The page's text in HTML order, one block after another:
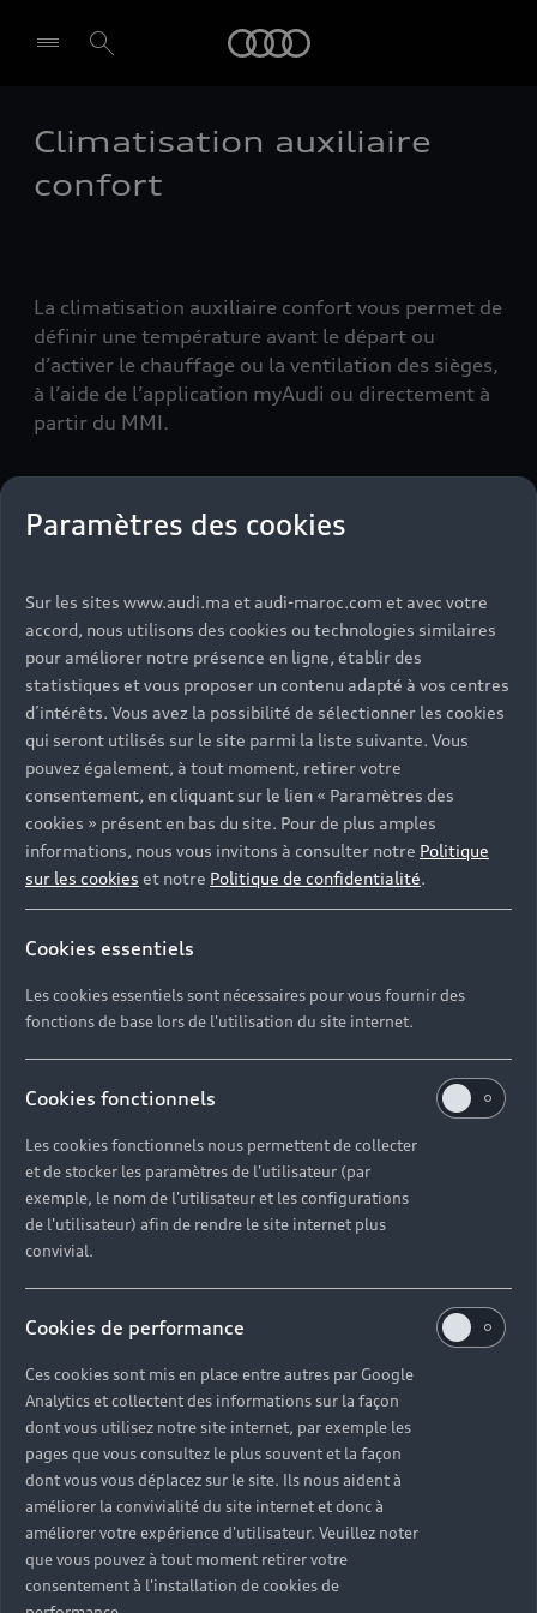
Climatisation auxiliaire
confort
La climatisation auxiliaire confort vous permet de
définir une température avant le départ ou
d’activer le chauffage ou la ventilation des sièges,
à l’aide de l’application myAudi ou directement à
partir du MMI.
Modèles
Tous les modèles
Services
Service après-vente
Garantie
Campagne de rappel Airbag Takata
TCO : La valeur d'une voiture ne se résume pas à son
Audi Expérience
Driven by Technology
Driven by Golf
Driven by Art
Audi Sport
Contact
Nous Contacter
Réseau Audi
E-mail : relationclient@audi.ma
© 2023 AUDI AG. All Rights Reserved.
Label pneumatique UE
La consommation de carburant et les données
d'émission spécifiées ont été déterminées
conformément aux procédures de mesure prescrites par
procédure d'essai mondiale harmonisée pour les
véhicules légers (WLTP), une procédure d'essai plus
réaliste pour mesurer la consommation de carburant et
les émissions de CO2. À partir du 1er septembre 2018,
le nouveau cycle de conduite européen (NEDC) sera
remplacé par le WLTP par étapes. En raison des
conditions d'essai plus réalistes, la consommation de
carburant et les émissions de CO2 mesurées selon le
WLTP seront, dans de nombreux cas, supérieures à
celles mesurées selon le NEDC. Par conséquent,
Paramètres des cookies
Sur les sites www.audi.ma et audi-maroc.com et avec votre
accord, nous utilisons des cookies ou technologies similaires
pour améliorer notre présence en ligne, établir des
statistiques et vous proposer un contenu adapté à vos centres
d’intérêts. Vous avez la possibilité de sélectionner les cookies
qui seront utilisés sur le site parmi la liste suivante. Vous
pouvez également, à tout moment, retirer votre
consentement, en cliquant sur le lien « Paramètres des
cookies » présent en bas du site. Pour de plus amples
informations, nous vous invitons à consulter notre Politique
sur les cookies et notre Politique de confidentialité.
Cookies essentiels
Les cookies essentiels sont nécessaires pour vous fournir des
fonctions de base lors de l'utilisation du site internet.
Cookies fonctionnels
Les cookies fonctionnels nous permettent de collecter
et de stocker les paramètres de l'utilisateur (par
exemple, le nom de l'utilisateur et les configurations
de l'utilisateur) afin de rendre le site internet plus
convivial.
Cookies de performance
Ces cookies sont mis en place entre autres par Google
Analytics et collectent des informations sur la façon
dont vous utilisez notre site internet, par exemple les
pages que vous consultez le plus souvent et la façon
dont vous vous déplacez sur le site. Ils nous aident à
améliorer la convivialité du site internet et donc à
améliorer votre expérience d'utilisateur. Veuillez noter
que vous pouvez à tout moment retirer votre
consentement à l'installation de cookies de